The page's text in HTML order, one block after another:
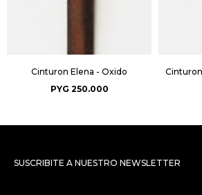
Cinturon Elena - Oxido
PYG 250.000
SUSCRIBITE A NUESTRO NEWSLETTER